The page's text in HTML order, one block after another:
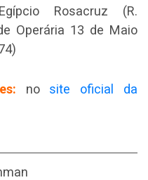
Rosacruz (R.
Operária 13 de Maio
no site oficial da